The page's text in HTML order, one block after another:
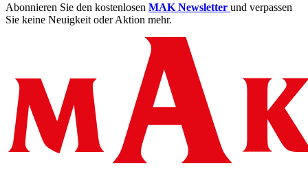
Abonnieren Sie den kostenlosen MAK Newsletter und verpassen
Sie keine Neuigkeit oder Aktion mehr.